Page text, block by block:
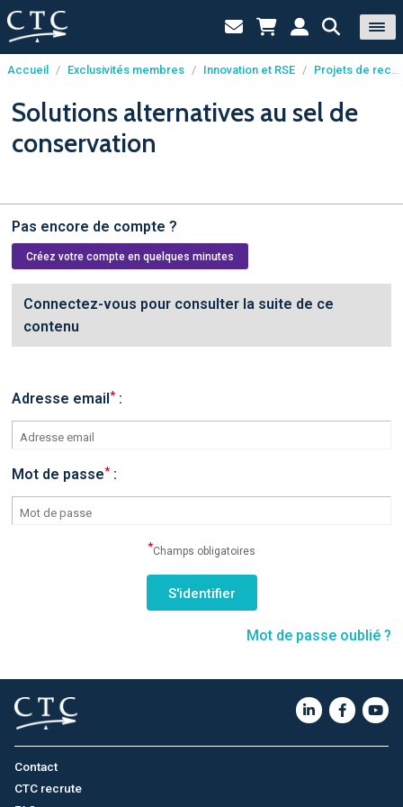
Panneau de gestion des cookies
Accueil / Exclusivités membres / Innovation et RSE / Projets de recherche
Solutions alternatives au sel de
conservation
Pas encore de compte ?
Créez votre compte en quelques minutes
Connectez-vous pour consulter la suite de ce
contenu
Adresse email*:
Mot de passe*:
*Champs obligatoires
Mot de passe oublié ?
Contact
CTC recrute